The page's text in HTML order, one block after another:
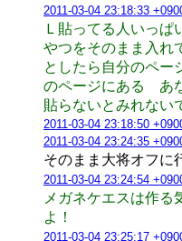
2011-03-04 23:18:33
Ｌ貼ってる人いっぱ
やつをそのまま入れ
としたら自分のペー
のページにある あ
貼らないとみれない
2011-03-04 23:18:50
2011-03-04 23:24:35
そのまま大将オフに
2011-03-04 23:24:54
メガネケエスは作る
よ！
2011-03-04 23:25:17